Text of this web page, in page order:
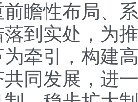
瞻性布局、
到实处，为
牵引，构建
同发展，进